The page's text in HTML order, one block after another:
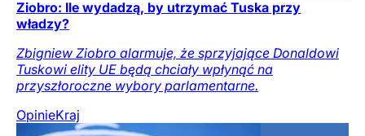
Ziobro: Ile wydadzą, by utrzymać Tuska przy
władzy?
Zbigniew Ziobro alarmuje, że sprzyjające Donaldowi
Tuskowi elity UE będą chciały wpłynąć na
przyszłoroczne wybory parlamentarne.
OpinieKraj